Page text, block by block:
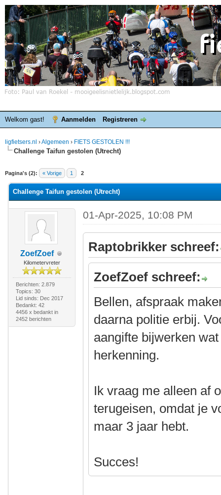
Welkom gast! Aanmelden Registreren
ligfietsers.nl ›Algemeen › FIETS GESTOLEN !!!
Challenge Taifun gestolen (Utrecht)
Pagina's (2): « Vorige 1 2
waardering is 0
Challenge Taifun gestolen (Utrecht)
ZoefZoef
Kilometervreter
Berichten: 2.879
Topics: 30
Lid sinds: Dec 2017
Bedankt: 42
4456 x bedankt in
2452 berichten
01-Apr-2025, 10:08 PM
Raptobrikker schreef:
ZoefZoef schreef:
Bellen, afspraak
daarna politie erbij.
aangifte bijwerken
herkenning.
Ik vraag me alleen af
terugeisen, omdat je
maar 3 jaar hebt.
Succes!